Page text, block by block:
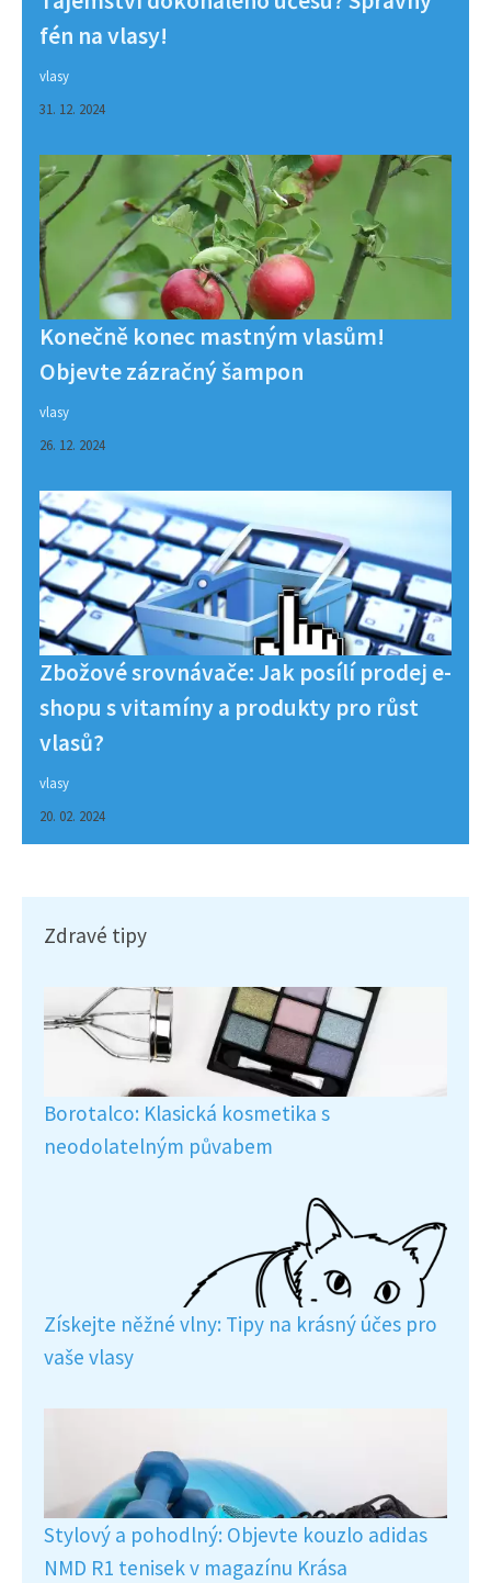
fén na vlasy!
vlasy
31. 12. 2024
Konečně konec mastným vlasům!
Objevte zázračný šampon
vlasy
26. 12. 2024
Zbožové srovnávače: Jak posílí prodej e-
shopu s vitamíny a produkty pro růst
vlasů?
vlasy
20. 02. 2024
Zdravé tipy
Borotalco: Klasická kosmetika s
neodolatelným půvabem
Získejte něžné vlny: Tipy na krásný účes pro
vaše vlasy
Stylový a pohodlný: Objevte kouzlo adidas
NMD R1 tenisek v magazínu Krása